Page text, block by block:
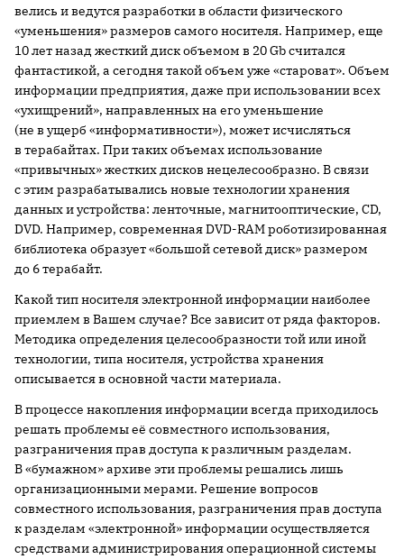
велись и ведутся разработки в области физического
«уменьшения» размеров самого носителя. Например, еще
10 лет назад жесткий диск объемом в 20 Gb считался
фантастикой, а сегодня такой объем уже «староват». Объем
информации предприятия, даже при использовании всех
«ухищрений», направленных на его уменьшение
(не в ущерб «информативности»), может исчисляться
в терабайтах. При таких объемах использование
«привычных» жестких дисков нецелесообразно. В связи
с этим разрабатывались новые технологии хранения
данных и устройства: ленточные, магнитооптические, CD,
DVD. Например, современная DVD-RAM роботизированная
библиотека образует «большой сетевой диск» размером
до 6 терабайт.
Какой тип носителя электронной информации наиболее
приемлем в Вашем случае? Все зависит от ряда факторов.
Методика определения целесообразности той или иной
технологии, типа носителя, устройства хранения
описывается в основной части материала.
В процессе накопления информации всегда приходилось
решать проблемы её совместного использования,
разграничения прав доступа к различным разделам.
В «бумажном» архиве эти проблемы решались лишь
организационными мерами. Решение вопросов
совместного использования, разграничения прав доступа
к разделам «электронной» информации осуществляется
средствами администрирования операционной системы